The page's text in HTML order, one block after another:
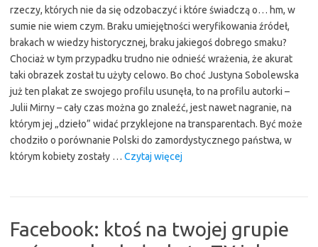
rzeczy, których nie da się odzobaczyć i które świadczą o… hm, w
sumie nie wiem czym. Braku umiejętności weryfikowania źródeł,
brakach w wiedzy historycznej, braku jakiegoś dobrego smaku?
Chociaż w tym przypadku trudno nie odnieść wrażenia, że akurat
taki obrazek został tu użyty celowo. Bo choć Justyna Sobolewska
już ten plakat ze swojego profilu usunęła, to na profilu autorki –
Julii Mirny – cały czas można go znaleźć, jest nawet nagranie, na
którym jej „dzieło” widać przyklejone na transparentach. Być może
chodziło o porównanie Polski do zamordystycznego państwa, w
którym kobiety zostały … Czytaj więcej
najmniej
skandaliczny
Facebook: ktoś na twojej grupie